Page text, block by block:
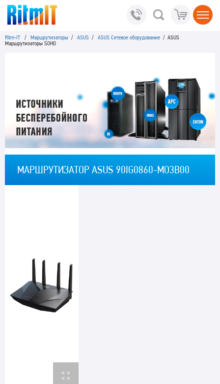
Ritm-IT / Маршрутизаторы / ASUS / ASUS Сетевое оборудование / ASUS
Маршрутизаторы SOHO
МАРШРУТИЗАТОР ASUS 90IG0860-MO3B00